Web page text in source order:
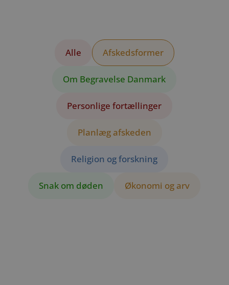
Alle Afskedsformer
Om Begravelse Danmark
Personlige fortællinger
Planlæg afskeden
Religion og forskning
Snak om døden Økonomi og arv